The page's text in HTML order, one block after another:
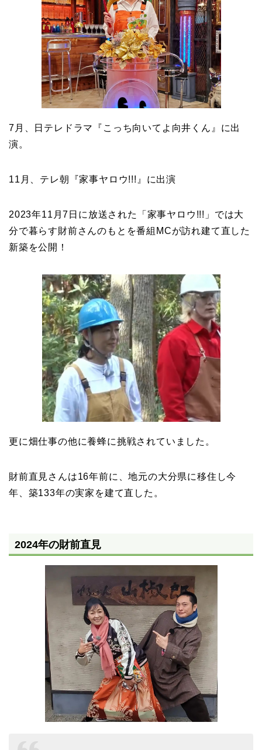
7月、日テレドラマ『こっち向いてよ向井くん』に出
演。
11月、テレ朝『家事ヤロウ!!!』に出演
2023年11月7日に放送された「家事ヤロウ!!!」では大
分で暮らす財前さんのもとを番組MCが訪れ建て直した
新築を公開！
更に畑仕事の他に養蜂に挑戦されていました。
財前直見さんは16年前に、地元の大分県に移住し今
年、築133年の実家を建て直した。
2024年の財前直見